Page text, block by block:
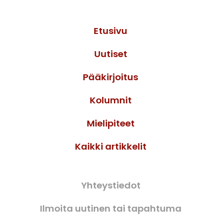
Etusivu
Uutiset
Pääkirjoitus
Kolumnit
Mielipiteet
Kaikki artikkelit
Yhteystiedot
Ilmoita uutinen tai tapahtuma